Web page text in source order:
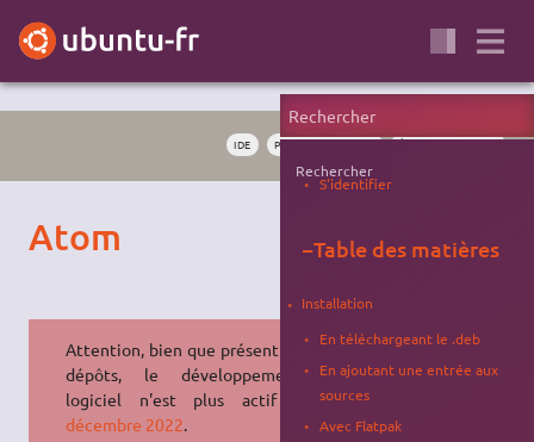
IDE PROGRAMMATION ÉDITEUR DE TEXTE
Atom
Attention, bien que présent dans les
dépôts, le développement du
logiciel n'est plus actif depuis
décembre 2022.
Rechercher
S'identifier
−Table des matières
Installation
En téléchargeant le .deb
En ajoutant une entrée aux
sources
Avec Flatpak